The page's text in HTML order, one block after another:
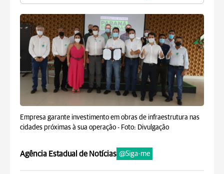
Empresa garante investimento em obras de infraestrutura nas
cidades próximas à sua operação - Foto: Divulgação
Agência Estadual de Notícias @Siga-me